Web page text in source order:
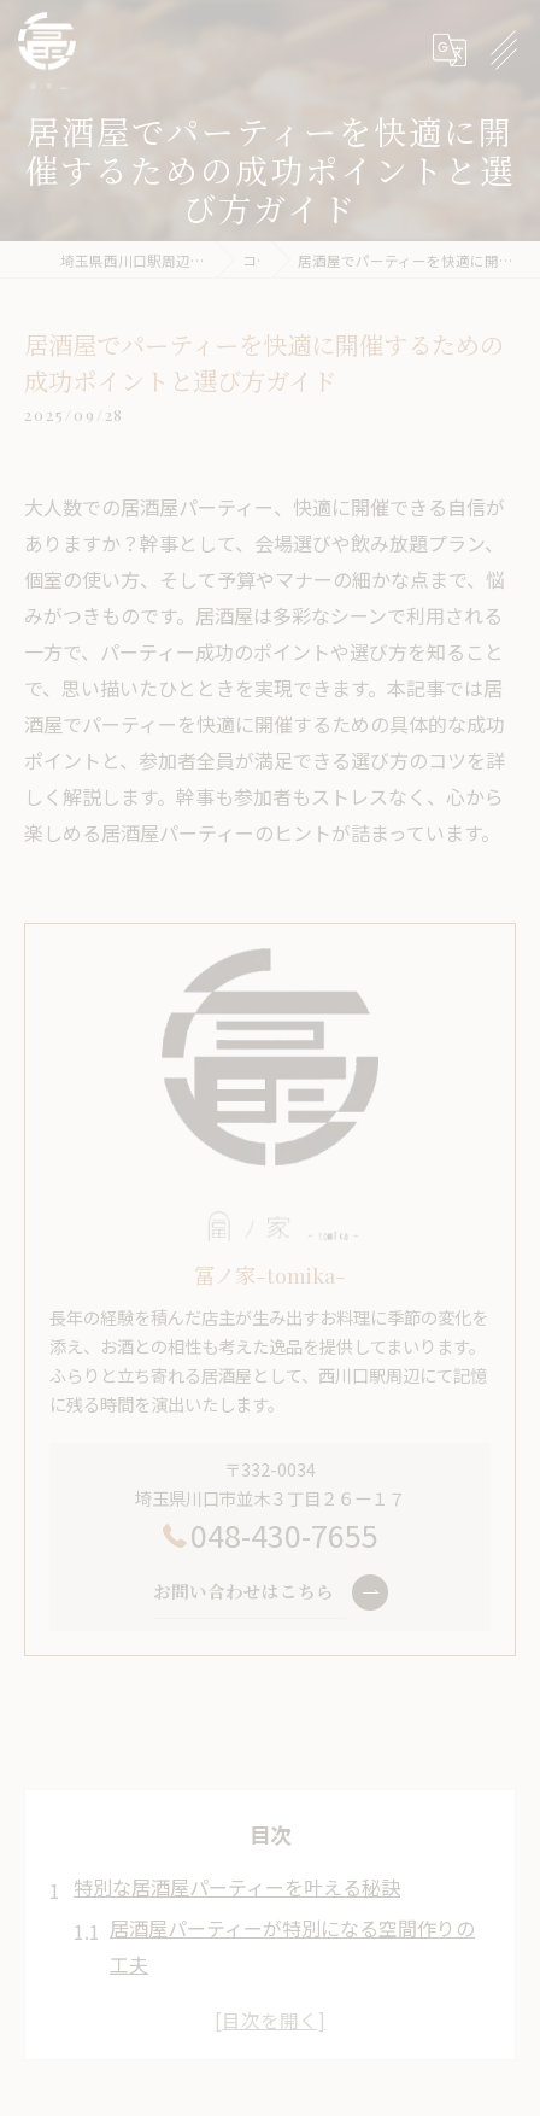
居酒屋でパーティーを快適に開
催するための成功ポイントと選
び方ガイド
埼玉県西川口駅周辺の居酒屋なら冨ノ家-tomika- コラム 居酒屋でパーティーを快適に開催するための成功ポイントと選び方ガイド
居酒屋でパーティーを快適に開催するための
成功ポイントと選び方ガイド
2025/09/28
大人数での居酒屋パーティー、快適に開催できる自信が
ありますか？幹事として、会場選びや飲み放題プラン、
個室の使い方、そして予算やマナーの細かな点まで、悩
みがつきものです。居酒屋は多彩なシーンで利用される
一方で、パーティー成功のポイントや選び方を知ること
で、思い描いたひとときを実現できます。本記事では居
酒屋でパーティーを快適に開催するための具体的な成功
ポイントと、参加者全員が満足できる選び方のコツを詳
しく解説します。幹事も参加者もストレスなく、心から
楽しめる居酒屋パーティーのヒントが詰まっています。
冨ノ家-tomika-
長年の経験を積んだ店主が生み出すお料理に季節の変化を
添え、お酒との相性も考えた逸品を提供してまいります。
ふらりと立ち寄れる居酒屋として、西川口駅周辺にて記憶
に残る時間を演出いたします。
〒332-0034
埼玉県川口市並木３丁目２６ー１７
048-430-7655
お問い合わせはこちら
目次
特別な居酒屋パーティーを叶える秘訣
居酒屋パーティーが特別になる空間作りの
工夫
貸切居酒屋で叶える思い出深い宴会体験